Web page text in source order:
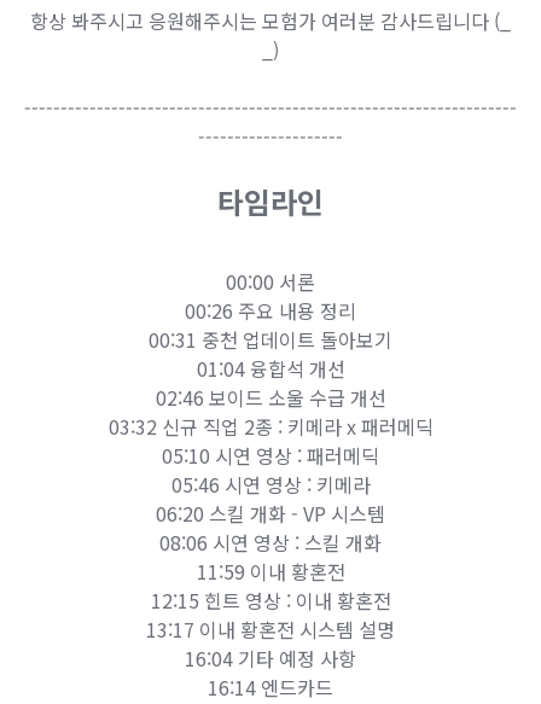
항상 봐주시고 응원해주시는 모험가 여러분 감사드립니다 (_
_)
--------------------------------------------------------------------
--------------------
타임라인
00:00 서론
00:26 주요 내용 정리
00:31 중천 업데이트 돌아보기
01:04 융합석 개선
02:46 보이드 소울 수급 개선
03:32 신규 직업 2종 : 키메라 x 패러메딕
05:10 시연 영상 : 패러메딕
05:46 시연 영상 : 키메라
06:20 스킬 개화 - VP 시스템
08:06 시연 영상 : 스킬 개화
11:59 이내 황혼전
12:15 힌트 영상 : 이내 황혼전
13:17 이내 황혼전 시스템 설명
16:04 기타 예정 사항
16:14 엔드카드